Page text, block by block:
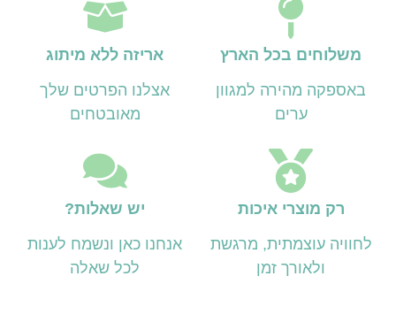
משלוחים בכל הארץ
באספקה מהירה למגוון
ערים
אריזה ללא מיתוג
אצלנו הפרטים שלך
מאובטחים
רק מוצרי איכות
לחוויה עוצמתית, מרגשת
ולאורך זמן
יש שאלות?
אנחנו כאן ונשמח לענות
לכל שאלה